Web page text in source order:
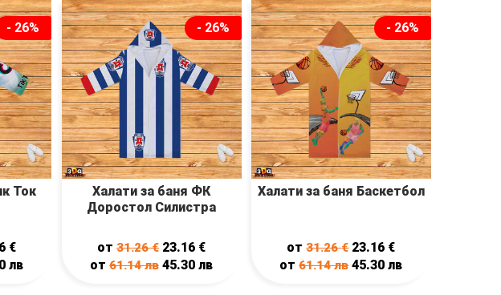
- 26%
Ток
€
лв
- 26%
Халати за баня ФК
Доростол Силистра
от31.26€ 23.16 €
от61.14лв 45.30лв
- 26%
Халати за баня Баскетбол
от31.26€ 23.16 €
от61.14лв 45.30лв